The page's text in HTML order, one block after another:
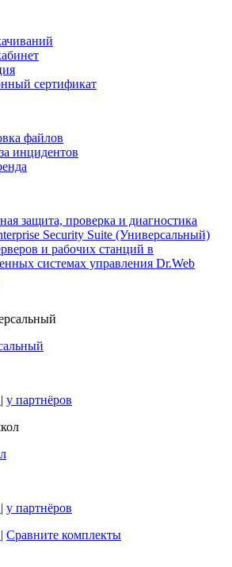
сертификат
файлов
инцидентов
защита, проверка и диагностика
Security Suite (Универсальный)
и рабочих станций в
системах управления Dr.Web
| у партнёров
| у партнёров
| Сравните комплекты